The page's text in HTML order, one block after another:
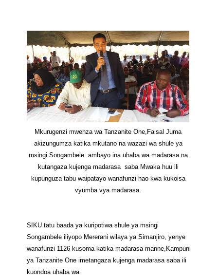
Mkurugenzi mwenza wa Tanzanite One,Faisal Juma
akizungumza katika mkutano na wazazi wa shule ya
msingi Songambele ambayo ina uhaba wa madarasa na
kutangaza kujenga madarasa saba Mwaka huu ili
kupunguza tabu waipatayo wanafunzi hao kwa kukoisa
vyumba vya madarasa.
SIKU tatu baada ya kuripotiwa shule ya msingi
Songambele iliyopo Mererani wilaya ya Simanjiro, yenye
wanafunzi 1126 kusoma katika madarasa manne,Kampuni
ya Tanzanite One imetangaza kujenga madarasa saba ili
kuondoa uhaba wa